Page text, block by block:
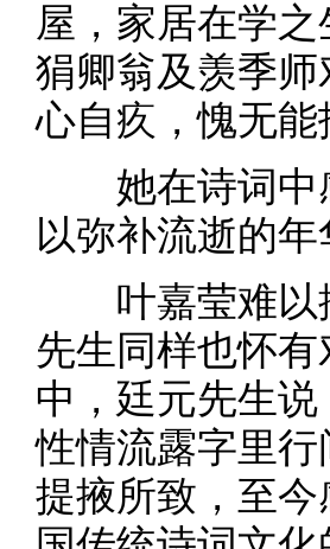
屋，家居在学
狷卿翁及羡季
心自疚，愧无
她在诗词中感
以弥补流逝的
叶嘉莹难以抑
先生同样也怀
中，廷元先生
性情流露字里
提掖所致，至